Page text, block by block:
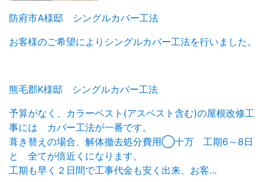
防府市A様邸 シングルカバー工法
お客様のご希望によりシングルカバー工法を行いました。
熊毛郡K様邸 シングルカバー工法
予算がなく、カラーベスト(アスベスト含む)の屋根改修工
事には カバー工法が一番です。
葺き替えの場合、解体撤去処分費用◯十万 工期6～8日
と 全てが倍近くになります。
工期も早く２日間で工事代金も安く出来、お客…